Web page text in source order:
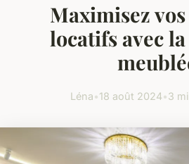
Maximisez
locatifs avec
Léna•18 août 2024•3